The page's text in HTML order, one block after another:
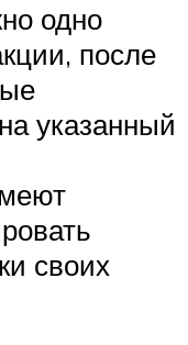
одно
после
указанный
своих